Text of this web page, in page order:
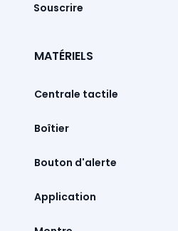
Souscrire
MATÉRIELS
Centrale tactile
Boîtier
Bouton d'alerte